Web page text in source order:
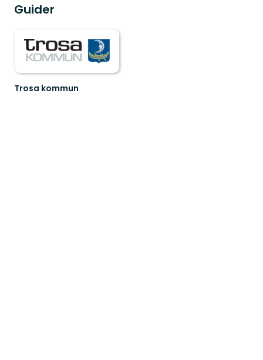
Guider
Trosa kommun